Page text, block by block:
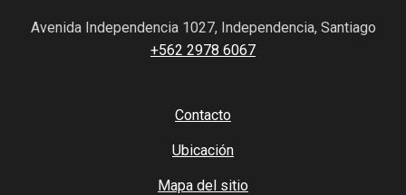
Avenida Independencia 1027, Independencia, Santiago
+562 2978 6067
Contacto
Ubicación
Mapa del sitio